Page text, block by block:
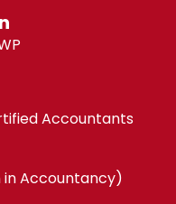
Accountants
in Accountancy)